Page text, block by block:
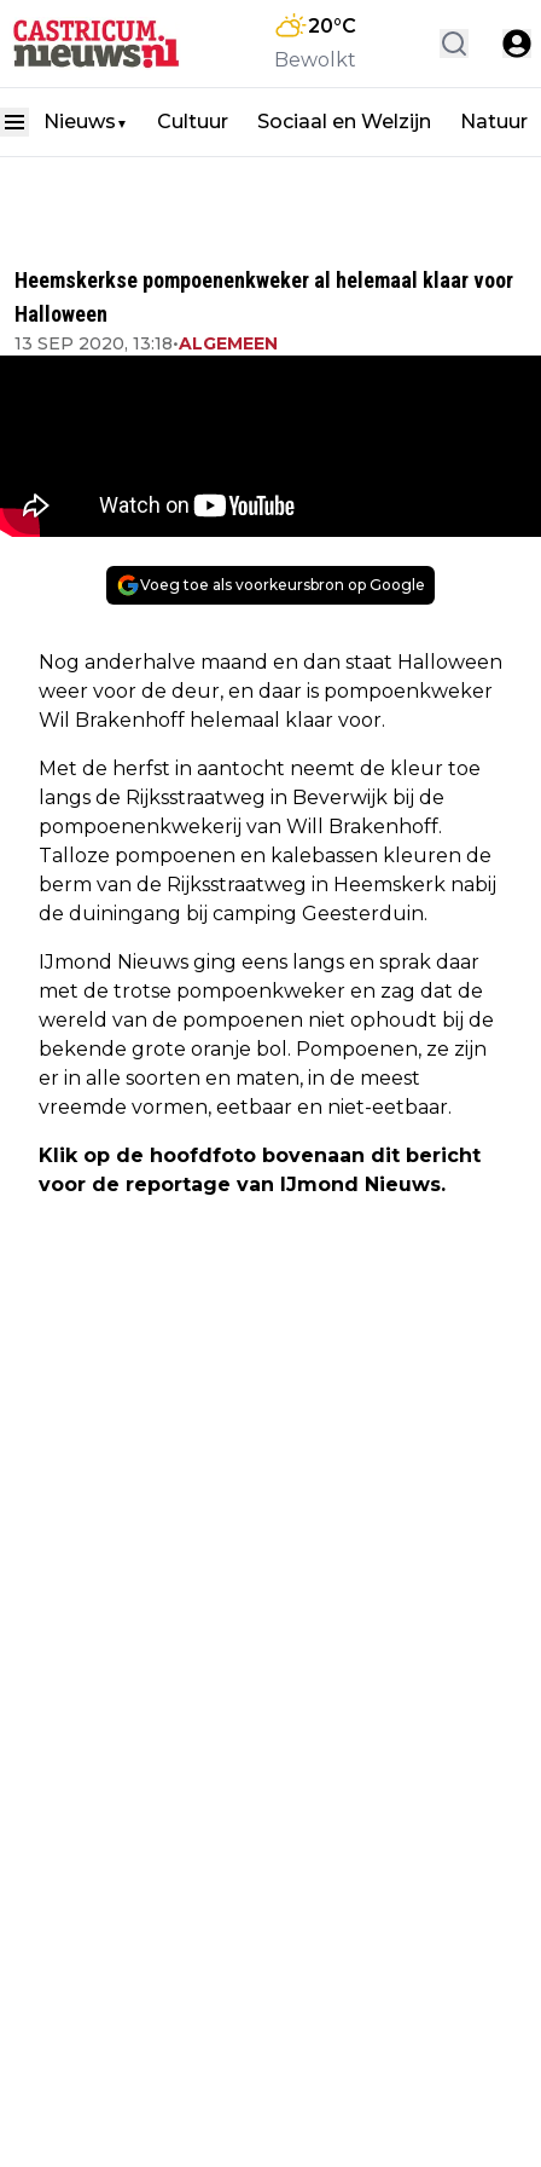
20°C
Bewolkt
Nieuws ▼ Cultuur Sociaal en Welzijn Natuur
Heemskerkse pompoenenkweker al helemaal klaar voor
Halloween
13 SEP 2020, 13:18•ALGEMEEN
Voeg toe als voorkeursbron op Google
Nog anderhalve maand en dan staat Halloween
weer voor de deur, en daar is pompoenkweker
Wil Brakenhoff helemaal klaar voor.
Met de herfst in aantocht neemt de kleur toe
langs de Rijksstraatweg in Beverwijk bij de
pompoenenkwekerij van Will Brakenhoff.
Talloze pompoenen en kalebassen kleuren de
berm van de Rijksstraatweg in Heemskerk nabij
de duiningang bij camping Geesterduin.
IJmond Nieuws ging eens langs en sprak daar
met de trotse pompoenkweker en zag dat de
wereld van de pompoenen niet ophoudt bij de
bekende grote oranje bol. Pompoenen, ze zijn
er in alle soorten en maten, in de meest
vreemde vormen, eetbaar en niet-eetbaar.
Klik op de hoofdfoto bovenaan dit bericht
voor de reportage van IJmond Nieuws.